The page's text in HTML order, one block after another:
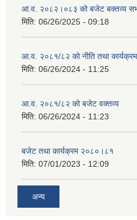
आ‍.व. २०८२।०८३ को बजेट बक्तव्य
मिति: 06/26/2025 - 09:18
आ.व. २०८१/८२ को नीति तथा कार्यक्रम
मिति: 06/26/2024 - 11:25
आ.व. २०८१/८२ को बजेट वक्तव्य
मिति: 06/26/2024 - 11:23
बजेट तथा कार्यक्रम २०८०।८१
मिति: 07/01/2023 - 12:09
अन्य